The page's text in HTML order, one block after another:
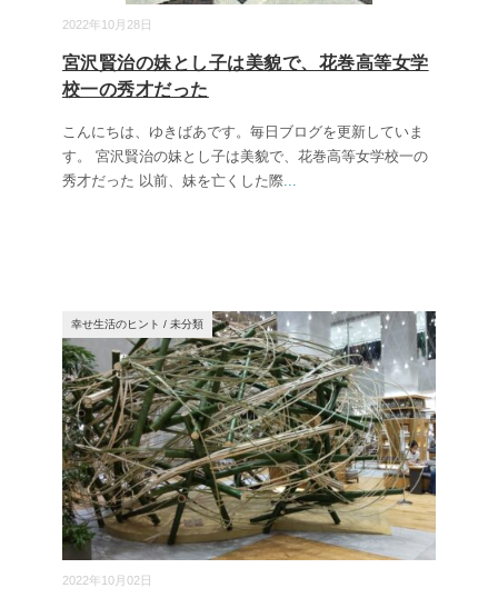
2022年10月28日
宮沢賢治の妹とし子は美貌で、花巻高等女学
校一の秀才だった
こんにちは、ゆきばあです。毎日ブログを更新していま
す。 宮沢賢治の妹とし子は美貌で、花巻高等女学校一の
秀才だった 以前、妹を亡くした際...
2022年10月02日
幸せ生活のヒント / 未分類